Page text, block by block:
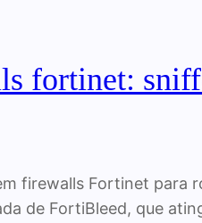
fortinet:
firewalls Fortinet para
de FortiBleed, que